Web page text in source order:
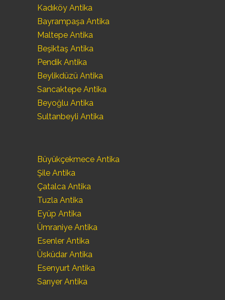
Kadıköy Antika
Bayrampaşa Antika
Maltepe Antika
Beşiktaş Antika
Pendik Antika
Beylikdüzü Antika
Sancaktepe Antika
Beyoğlu Antika
Sultanbeyli Antika
Büyükçekmece Antika
Şile Antika
Çatalca Antika
Tuzla Antika
Eyüp Antika
Ümraniye Antika
Esenler Antika
Üsküdar Antika
Esenyurt Antika
Sarıyer Antika